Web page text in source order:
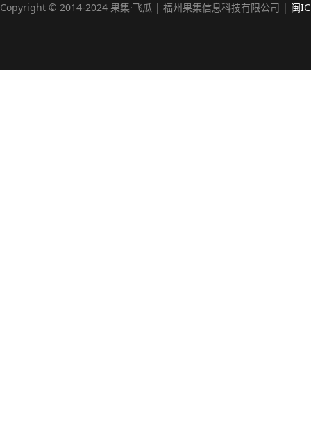
Copyright © 2014-2024 果集·飞瓜 | 福州果集信息科技有限公司 | 闽